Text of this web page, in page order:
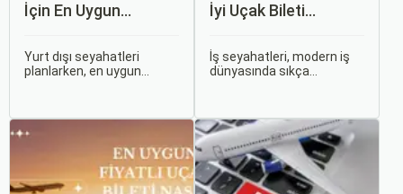
İçin En Uygun
Yurt dışı seyahatleri
planlarken, en uygun
daha keyifli bir tatil
yazıda, mevsimsel
değişiklikleri, özel tatil
günlerini ve Sorgulamax.
İyi Uçak Bileti
İş seyahatleri, modern iş
dünyasında sıkça
süreçlerdir. Özellikle uçak
bileti seçimi, seyahatinizin
başarısını doğrudan
etkileyen unsurlardan
biridir.